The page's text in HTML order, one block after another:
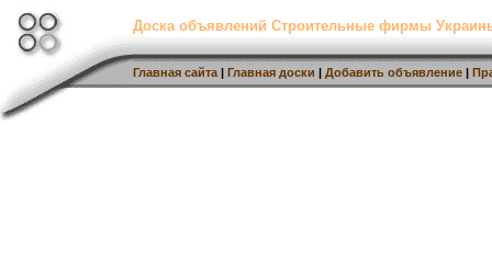
Доска объявлений Строительные фирмы
Главная сайта | Главная доски | Добавить объявление |